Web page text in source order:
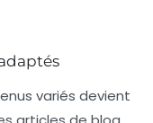
variés devient